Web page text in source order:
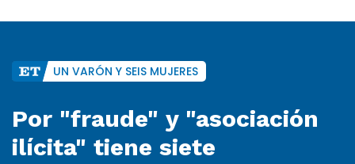
UN VARÓN Y SEIS MUJERES
Por "fraude" y "asociación
ilícita" tiene siete